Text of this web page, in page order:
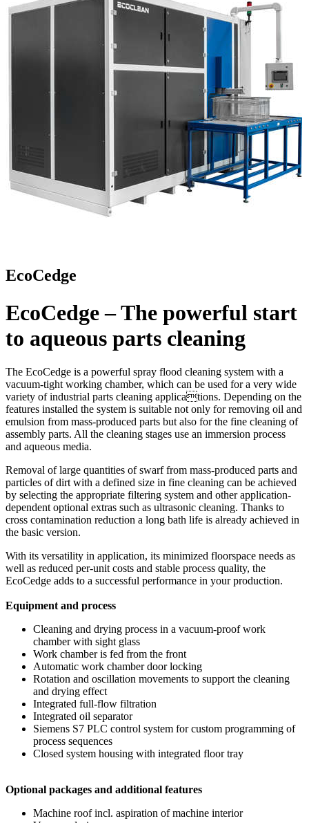
EcoCedge
EcoCedge – The powerful start
to aqueous parts cleaning
The EcoCedge is a powerful spray flood cleaning system with a
vacuum-tight working chamber, which can be used for a very wide
variety of industrial parts cleaning applications. Depending on the
features installed the system is suitable not only for removing oil and
emulsion from mass-produced parts but also for the fine cleaning of
assembly parts. All the cleaning stages use an immersion process
and aqueous media.
Removal of large quantities of swarf from mass-produced parts and
particles of dirt with a defined size in fine cleaning can be achieved
by selecting the appropriate filtering system and other application-
dependent optional extras such as ultrasonic cleaning. Thanks to
cross contamination reduction a long bath life is already achieved in
the basic version.
With its versatility in application, its minimized floorspace needs as
well as reduced per-unit costs and stable process quality, the
EcoCedge adds to a successful performance in your production.
Equipment and process
Cleaning and drying process in a vacuum-proof work
chamber with sight glass
Work chamber is fed from the front
Automatic work chamber door locking
Rotation and oscillation movements to support the cleaning
and drying effect
Integrated full-flow filtration
Integrated oil separator
Siemens S7 PLC control system for custom programming of
process sequences
Closed system housing with integrated floor tray
Optional packages and additional features
Machine roof incl. aspiration of machine interior